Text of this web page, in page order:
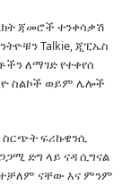
ጃመሮች ተንቀሳቃሽ
Talkie, ጂፒኤስ
ለማገድ የተቀየሰ
ስልኮች ወይም ሌሎች
ስርጭት ፍሪኩዌንሲ
ድግ ላይ ናዳ ሲግናል
ናቸው እና ምንም